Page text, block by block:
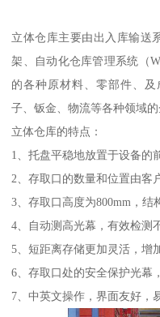
立体仓库主要由出入库输送
架、自动化仓库管理系统（
的各种原材料、零部件、
子、钣金、物流等各种领域的
立体仓库的特点：
1、托盘平稳地放置于设备的
2、存取口的数量和位置由客
3、存取口高度为800mm，结
4、自动测高光幕，有效检测
5、短距离存储更加灵活，增
6、存取口处的安全保护光幕
7、中英文操作，界面友好，